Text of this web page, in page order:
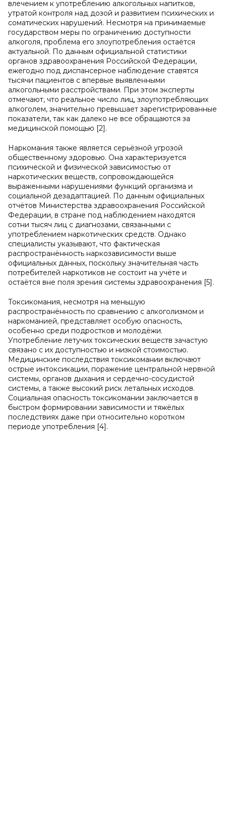
влечением к употреблению алкогольных напитков,
утратой контроля над дозой и развитием психических и
соматических нарушений. Несмотря на принимаемые
государством меры по ограничению доступности
алкоголя, проблема его злоупотребления остаётся
актуальной. По данным официальной статистики
органов здравоохранения Российской Федерации,
ежегодно под диспансерное наблюдение ставятся
тысячи пациентов с впервые выявленными
алкогольными расстройствами. При этом эксперты
отмечают, что реальное число лиц, злоупотребляющих
алкоголем, значительно превышает зарегистрированные
показатели, так как далеко не все обращаются за
медицинской помощью [2].
Наркомания также является серьёзной угрозой
общественному здоровью. Она характеризуется
психической и физической зависимостью от
наркотических веществ, сопровождающейся
выраженными нарушениями функций организма и
социальной дезадаптацией. По данным официальных
отчётов Министерства здравоохранения Российской
Федерации, в стране под наблюдением находятся
сотни тысяч лиц с диагнозами, связанными с
употреблением наркотических средств. Однако
специалисты указывают, что фактическая
распространённость наркозависимости выше
официальных данных, поскольку значительная часть
потребителей наркотиков не состоит на учёте и
остаётся вне поля зрения системы здравоохранения [5].
Токсикомания, несмотря на меньшую
распространённость по сравнению с алкоголизмом и
наркоманией, представляет особую опасность,
особенно среди подростков и молодёжи.
Употребление летучих токсических веществ зачастую
связано с их доступностью и низкой стоимостью.
Медицинские последствия токсикомании включают
острые интоксикации, поражение центральной нервной
системы, органов дыхания и сердечно-сосудистой
системы, а также высокий риск летальных исходов.
Социальная опасность токсикомании заключается в
быстром формировании зависимости и тяжёлых
последствиях даже при относительно коротком
периоде употребления [4].